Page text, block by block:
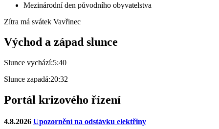
Mezinárodní den původního obyvatelstva
Zítra má svátek Vavřinec
Východ a západ slunce
Slunce vychází:5:40
Slunce zapadá:20:32
Portál krizového řízení
4.8.2026 Upozornění na odstávku elektřiny